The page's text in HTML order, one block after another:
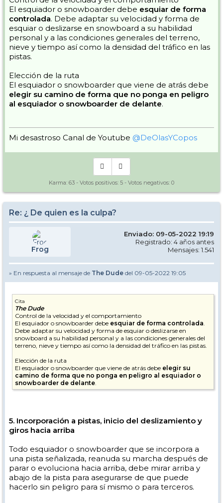
El esquiador o snowboarder debe esquiar de forma
controlada. Debe adaptar su velocidad y forma de
esquiar o deslizarse en snowboard a su habilidad
personal y a las condiciones generales del terreno,
nieve y tiempo así como la densidad del tráfico en las
pistas.
Elección de la ruta
El esquiador o snowboarder que viene de atrás debe
elegir su camino de forma que no ponga en peligro
al esquiador o snowboarder de delante.
Mi desastroso Canal de Youtube @DeOlasYCopos
Karma: 63 - Votos positivos: 5 - Votos negativos: 0
Re: ¿ De quien es la culpa?
Frog
Enviado: 09-05-2022 19:19
Registrado: 4 años antes
Mensajes: 1.541
» En respuesta al mensaje de The Dude del 09-05-2022 19:05
Cita
The Dude
Control de la velocidad y el comportamiento
El esquiador o snowboarder debe esquiar de forma controlada.
Debe adaptar su velocidad y forma de esquiar o deslizarse en
snowboard a su habilidad personal y a las condiciones generales del
terreno, nieve y tiempo así como la densidad del tráfico en las pistas.
Elección de la ruta
El esquiador o snowboarder que viene de atrás debe elegir su
camino de forma que no ponga en peligro al esquiador o
snowboarder de delante.
5. Incorporación a pistas, inicio del deslizamiento y
giros hacia arriba
Todo esquiador o snowboarder que se incorpora a
una pista señalizada, reanuda su marcha después de
parar o evoluciona hacia arriba, debe mirar arriba y
abajo de la pista para asegurarse de que puede
hacerlo sin peligro para sí mismo o para terceros.